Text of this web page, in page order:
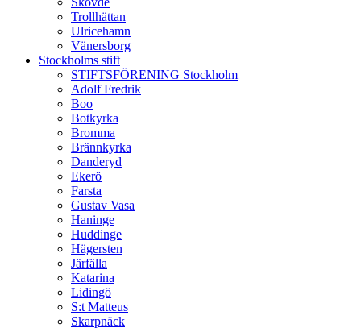
Trollhättan
Ulricehamn
Vänersborg
Stockholms stift
STIFTSFÖRENING Stockholm
Adolf Fredrik
Boo
Botkyrka
Bromma
Brännkyrka
Danderyd
Ekerö
Farsta
Gustav Vasa
Haninge
Huddinge
Hägersten
Järfälla
Katarina
Lidingö
S:t Matteus
Skarpnäck